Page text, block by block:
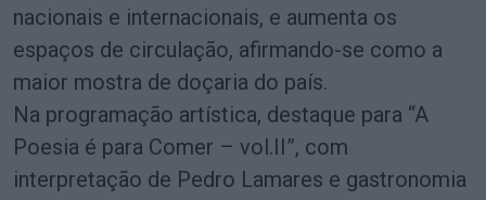
nacionais e internacionais, e aumenta os
espaços de circulação, afirmando-se como a
maior mostra de doçaria do país.
Na programação artística, destaque para “A
Poesia é para Comer – vol.II”, com
interpretação de Pedro Lamares e gastronomia